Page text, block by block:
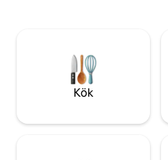
Plateaux du Vercors.
Kök